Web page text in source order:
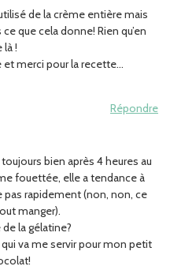
de la crème entière mais
que cela donne! Rien qu’en
!
et merci pour la recette…
Répondre
bien après 4 heures au
fouettée, elle a tendance à
rapidement (non, non, ce
manger).
la gélatine?
va me servir pour mon petit